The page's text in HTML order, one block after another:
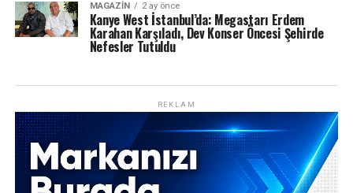
MAGAZIN 2 ay önce
Kanye West İstanbul’da: Megastarı Erdem
Karahan Karşıladı, Dev Konser Öncesi Şehirde
Nefesler Tutuldu
REKLAM